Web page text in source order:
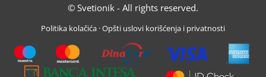
© Svetionik - All rights reserved.
Politika kolačića ·Opšti uslovi korišćenja i privatnosti